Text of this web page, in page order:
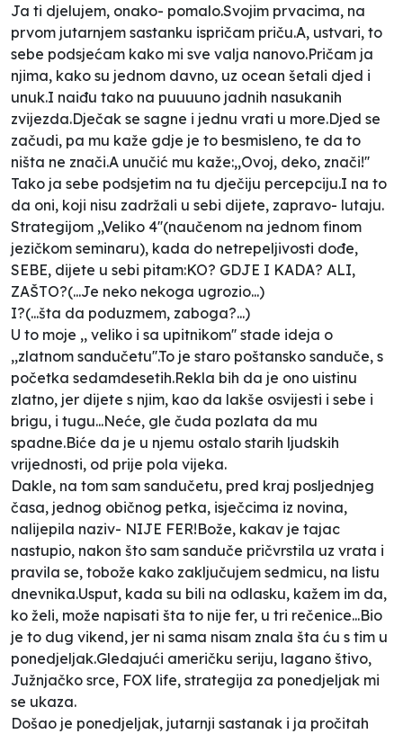
Ja ti djelujem, onako- pomalo.Svojim prvacima, na
prvom jutarnjem sastanku ispričam priču.A, ustvari, to
sebe podsjećam kako mi sve valja nanovo.Pričam ja
njima, kako su jednom davno, uz ocean šetali djed i
unuk.I naiđu tako na puuuuno jadnih nasukanih
zvijezda.Dječak se sagne i jednu vrati u more.Djed se
začudi, pa mu kaže gdje je to besmisleno, te da to
ništa ne znači.A unučić mu kaže:,,Ovoj, deko, znači!''
Tako ja sebe podsjetim na tu dječiju percepciju.I na to
da oni, koji nisu zadržali u sebi dijete, zapravo- lutaju.
Strategijom ,,Veliko 4''(naučenom na jednom finom
jezičkom seminaru), kada do netrepeljivosti dođe,
SEBE, dijete u sebi pitam:KO? GDJE I KADA? ALI,
ZAŠTO?(...Je neko nekoga ugrozio...)
I?(...šta da poduzmem, zaboga?...)
U to moje ,, veliko i sa upitnikom'' stade ideja o
,,zlatnom sandučetu''.To je staro poštansko sanduče, s
početka sedamdesetih.Rekla bih da je ono uistinu
zlatno, jer dijete s njim, kao da lakše osvijesti i sebe i
brigu, i tugu...Neće, gle čuda pozlata da mu
spadne.Biće da je u njemu ostalo starih ljudskih
vrijednosti, od prije pola vijeka.
Dakle, na tom sam sandučetu, pred kraj posljednjeg
časa, jednog običnog petka, isječcima iz novina,
nalijepila naziv- NIJE FER!Bože, kakav je tajac
nastupio, nakon što sam sanduče pričvrstila uz vrata i
pravila se, tobože kako zaključujem sedmicu, na listu
dnevnika.Usput, kada su bili na odlasku, kažem im da,
ko želi, može napisati šta to nije fer, u tri rečenice...Bio
je to dug vikend, jer ni sama nisam znala šta ću s tim u
ponedjeljak.Gledajući američku seriju, lagano štivo,
Južnjačko srce, FOX life, strategija za ponedjeljak mi
se ukaza.
Došao je ponedjeljak, jutarnji sastanak i ja pročitah